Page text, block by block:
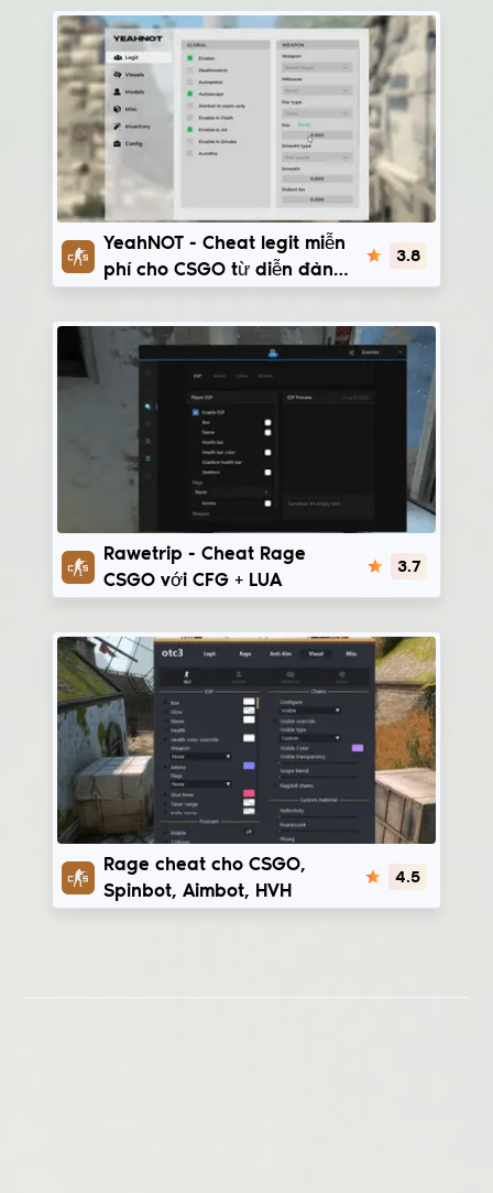
YeahNOT
YeahNOT - Cheat legit miễn
phí cho CSGO từ diễn đàn
3.8
RaweTrip
Rawetrip - Cheat Rage
CSGO với CFG + LUA
3.7
Onetap v3
Rage cheat cho CSGO,
Spinbot, Aimbot, HVH
4.5